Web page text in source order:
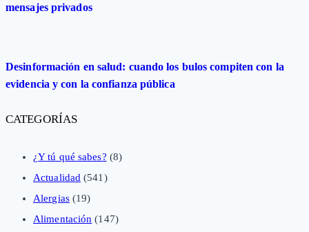
mensajes privados
Desinformación en salud: cuando los bulos compiten con la
evidencia y con la confianza pública
CATEGORÍAS
¿Y tú qué sabes? (8)
Actualidad (541)
Alergias(19)
Alimentación (147)